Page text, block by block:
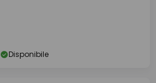
Disponibile